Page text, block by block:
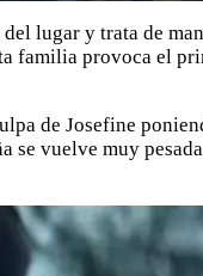
lugar y trata de
familia provoca el
de Josefine
vuelve muy